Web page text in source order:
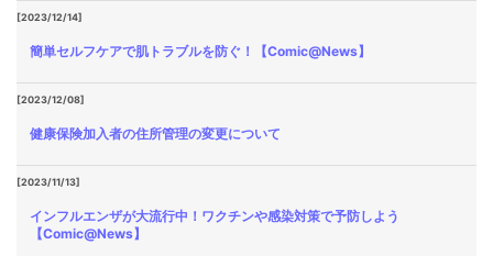
[2023/12/14]
簡単セルフケアで肌トラブルを防ぐ！【Comic@News】
[2023/12/08]
健康保険加入者の住所管理の変更について
[2023/11/13]
インフルエンザが大流行中！ワクチンや感染対策で予防しよう
【Comic@News】